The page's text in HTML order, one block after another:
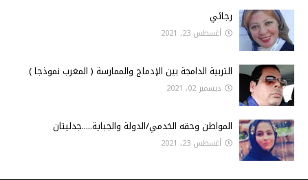
رجائي
أغسطس 23, 2021
التربية الدامجة بين الإدماج والممارسة ( المغرب نموذجا )
ديسمبر 02, 2021
المواطن وحقه الخدمي/الدولة والجباية.....جدليتان
أغسطس 23, 2021